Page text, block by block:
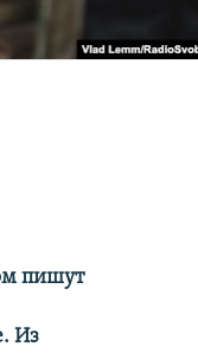
пишут
Из